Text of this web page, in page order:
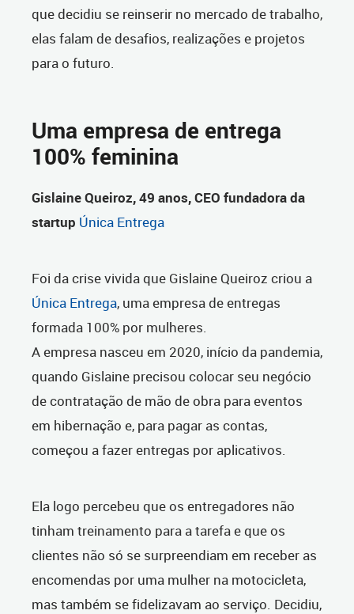
que decidiu se reinserir no mercado de trabalho,
elas falam de desafios, realizações e projetos
para o futuro.
Uma empresa de entrega
100% feminina
Gislaine Queiroz, 49 anos, CEO fundadora da
startup Única Entrega
Foi da crise vivida que Gislaine Queiroz criou a
Única Entrega, uma empresa de entregas
formada 100% por mulheres.
A empresa nasceu em 2020, início da pandemia,
quando Gislaine precisou colocar seu negócio
de contratação de mão de obra para eventos
em hibernação e, para pagar as contas,
começou a fazer entregas por aplicativos.
Ela logo percebeu que os entregadores não
tinham treinamento para a tarefa e que os
clientes não só se surpreendiam em receber as
encomendas por uma mulher na motocicleta,
mas também se fidelizavam ao serviço. Decidiu,